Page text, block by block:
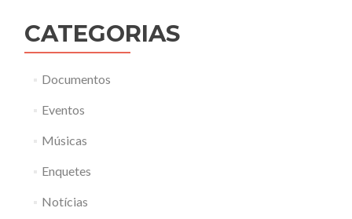
CATEGORIAS
Documentos
Eventos
Músicas
Enquetes
Notícias